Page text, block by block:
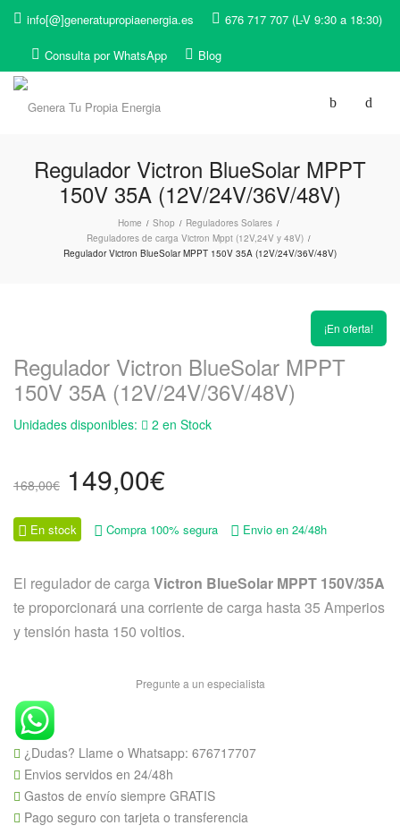
info[@]generatupropiaenergia.es 676 717 707 (L-V 9:30 a 18:30)
Consulta por WhatsApp Blog
Regulador Victron BlueSolar MPPT
150V 35A (12V/24V/36V/48V)
Home / Shop / Reguladores Solares /
Reguladores de carga Victron Mppt (12V,24V y 48V) /
Regulador Victron BlueSolar MPPT 150V 35A (12V/24V/36V/48V)
¡En oferta!
Regulador Victron BlueSolar MPPT
150V 35A (12V/24V/36V/48V)
Unidades disponibles: 2 en Stock
168,00€ El
precio
original
168,00€.
149,00€
actual
149,00€.
En stock Compra 100% segura Envio en 24/48h
El regulador de carga Victron BlueSolar MPPT 150V/35A
te proporcionará una corriente de carga hasta 35 Amperios
y tensión hasta 150 voltios.
Pregunte a un especialista
¿Dudas? Llame o Whatsapp: 676717707
Envios servidos en 24/48h
Gastos de envío siempre GRATIS
Pago seguro con tarjeta o transferencia